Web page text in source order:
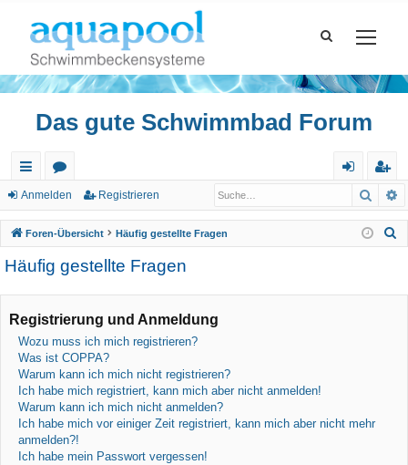
Das gute Schwimmbad Forum
ch
ne
llz
or
en m
el
eg
ist
rie
Anmelden Registrieren
Foren-Übersicht Häufig gestellte Fragen
h
Häufig gestellte Fragen
Registrierung und Anmeldung
Wozu muss ich mich registrieren?
Was ist COPPA?
Warum kann ich mich nicht registrieren?
Ich habe mich registriert, kann mich aber nicht anmelden!
Warum kann ich mich nicht anmelden?
Ich habe mich vor einiger Zeit registriert, kann mich aber nicht mehr
anmelden?!
Ich habe mein Passwort vergessen!